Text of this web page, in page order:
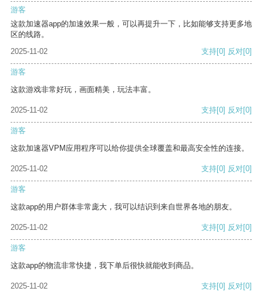
游客
这款加速器app的加速效果一般，可以再提升一下，比如能够支持更多地
区的线路。
2025-11-02
支持[0] 反对[0]
游客
这款游戏非常好玩，画面精美，玩法丰富。
2025-11-02 支持[0] 反对[0]
游客
这款加速器VPM应用程序可以给你提供全球覆盖和最高安全性的连接。
2025-11-02 支持[0] 反对[0]
游客
这款app的用户群体非常庞大，我可以结识到来自世界各地的朋友。
2025-11-02 支持[0] 反对[0]
游客
这款app的物流非常快捷，我下单后很快就能收到商品。
2025-11-02 支持[0] 反对[0]